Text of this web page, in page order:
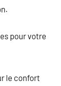
pour votre
le confort